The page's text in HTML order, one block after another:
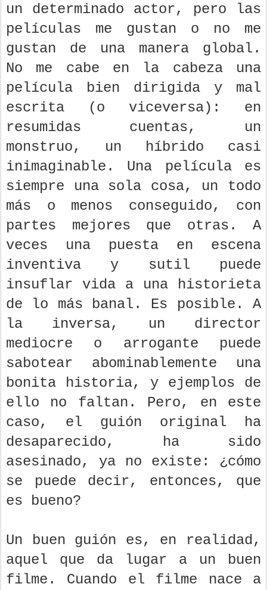
un determinado actor, pero las
películas me gustan o no me
gustan de una manera global.
No me cabe en la cabeza una
película bien dirigida y mal
escrita (o viceversa): en
resumidas cuentas, un
monstruo, un híbrido casi
inimaginable. Una película es
siempre una sola cosa, un todo
más o menos conseguido, con
partes mejores que otras. A
veces una puesta en escena
inventiva y sutil puede
insuflar vida a una historieta
de lo más banal. Es posible. A
la inversa, un director
mediocre o arrogante puede
sabotear abominablemente una
bonita historia, y ejemplos de
ello no faltan. Pero, en este
caso, el guión original ha
desaparecido, ha sido
asesinado, ya no existe: ¿cómo
se puede decir, entonces, que
es bueno?
Un buen guión es, en realidad,
aquel que da lugar a un buen
filme. Cuando el filme nace a